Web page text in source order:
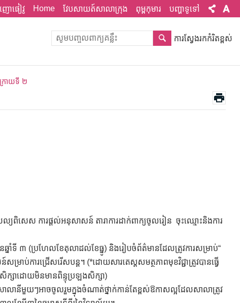
ោផៀវូ Home វែបសាយត៍សាលាក្រុង ពុម្ពកុមារ បញ្ហាទូទៅ
ការស្វែងរកកំរិតខ្ពស់
ក្រោយទី ២
ពិសេស ការផ្តល់អនុសាសន៍ តារាការដាក់ពាក្យចូលរៀន ចុះឈ្មោះនិងការ
នាំទី ៣ (ប្រហែលខែតុលាដល់ខែធ្នូ) និងរៀបចំព័ត៌មានដែលត្រូវការសម្រាប់“
ាប់ការជ្រើសរើសបន្ត។ (*ដោយសារតេស្តសមត្ថភាពមុខវិជ្ជាត្រូវបានធ្វើ
ក្សាដោយមិនមានពិន្ទុប្រឡងសិក្សា)
លានីមួយៗអាចចូលរួមក្នុងចំណាត់ថ្នាក់កាន់តែខ្ពស់ឱកាសល្អដែលសាលាត្រូវ